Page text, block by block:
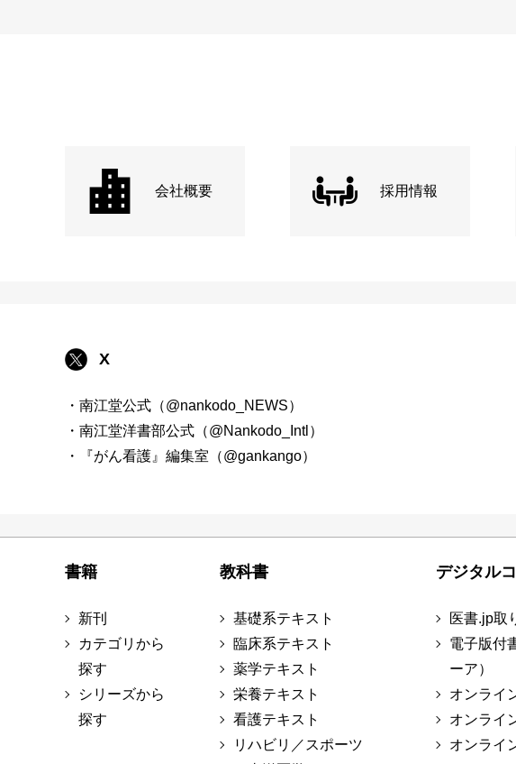
会社概要 採用情報
X
・南江堂公式（@nankodo_NEWS）
・南江堂洋書部公式（@Nankodo_Intl）
・『がん看護』編集室（@gankango）
書籍
新刊
カテゴリから
探す
シリーズから
探す
教科書
基礎系テキスト
臨床系テキスト
薬学テキスト
栄養テキスト
看護テキスト
リハビリ／スポーツ
デジタル
医書.jp取
電子版付
ーア）
オンライ
オンライ
オンライ